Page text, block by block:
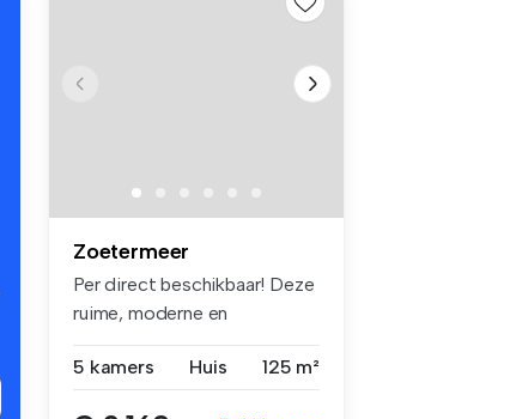
Zoetermeer
Per direct beschikbaar! Deze
ruime, moderne en
5 kamers
Huis 125 m²